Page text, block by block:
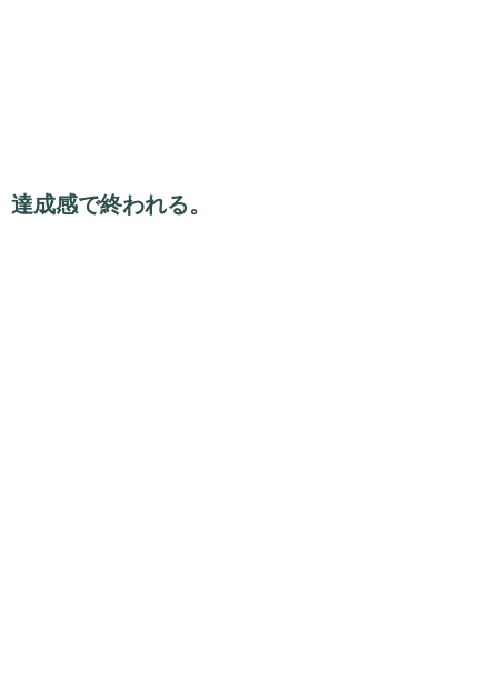
達成感で終われる。